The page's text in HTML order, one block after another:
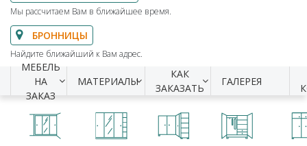
Мы рассчитаем Вам в ближайшее время.
БРОННИЦЫ
Найдите ближайший к Вам адрес.
МЕБЕЛЬ
НА
ЗАКАЗ
МАТЕРИАЛЫ
КАК
ЗАКАЗАТЬ
ГАЛЕРЕЯ